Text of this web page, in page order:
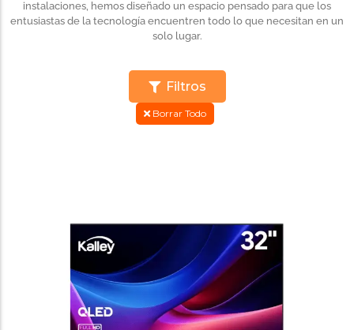
instalaciones, hemos diseñado un espacio pensado para que los
entusiastas de la tecnología encuentren todo lo que necesitan en un
solo lugar.
Filtros
Borrar Todo